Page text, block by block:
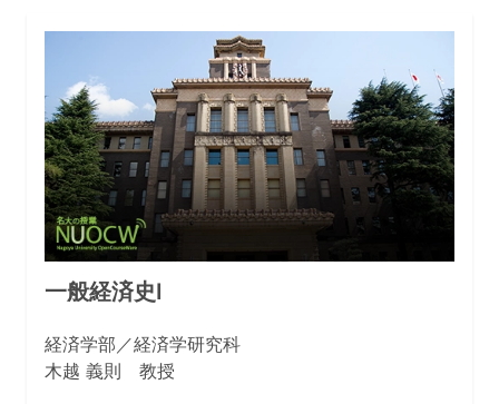
一般経済史Ⅰ
経済学部／経済学研究科
木越 義則 教授